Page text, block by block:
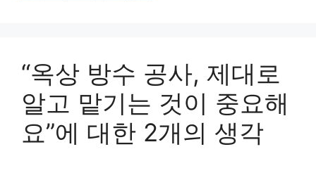
“옥상 방수 공사, 제대로
알고 맡기는 것이 중요해
요”에 대한 2개의 생각